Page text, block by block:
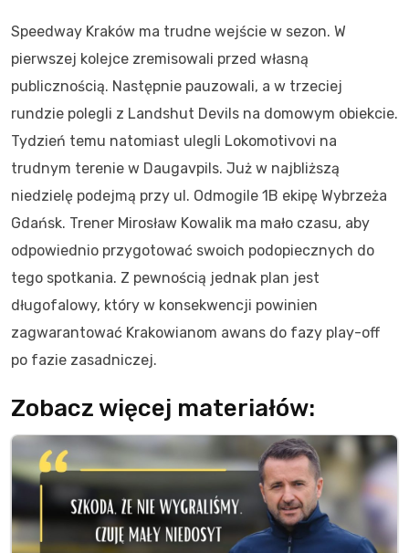
Speedway Kraków ma trudne wejście w sezon. W
pierwszej kolejce zremisowali przed własną
publicznością. Następnie pauzowali, a w trzeciej
rundzie polegli z Landshut Devils na domowym obiekcie.
Tydzień temu natomiast ulegli Lokomotivovi na
trudnym terenie w Daugavpils. Już w najbliższą
niedzielę podejmą przy ul. Odmogile 1B ekipę Wybrzeża
Gdańsk. Trener Mirosław Kowalik ma mało czasu, aby
odpowiednio przygotować swoich podopiecznych do
tego spotkania. Z pewnością jednak plan jest
długofalowy, który w konsekwencji powinien
zagwarantować Krakowianom awans do fazy play-off
po fazie zasadniczej.
Zobacz więcej materiałów: